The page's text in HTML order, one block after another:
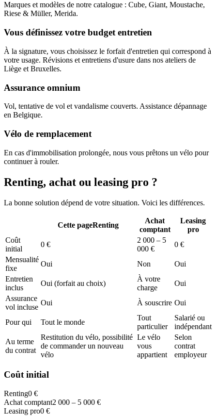
Marques et modèles de notre catalogue : Cube, Giant, Moustache,
Riese & Müller, Merida.
Vous définissez votre budget entretien
À la signature, vous choisissez le forfait d'entretien qui correspond à
votre usage. Révisions et entretiens d'usure dans nos ateliers de
Liège et Bruxelles.
Assurance omnium
Vol, tentative de vol et vandalisme couverts. Assistance dépannage
en Belgique.
Vélo de remplacement
En cas d'immobilisation prolongée, nous vous prêtons un vélo pour
continuer à rouler.
Renting, achat ou leasing pro ?
La bonne solution dépend de votre situation. Voici les différences.
Cette pageRenting
Achat
comptant
Leasing
pro
Coût
initial
0 €
2 000 – 5
000 €
0 €
Mensualité
fixe
Oui Non
Oui
Entretien
inclus
Oui (forfait au choix)
À votre
charge
Oui
Assurance
vol incluse
Oui À souscrire Oui
Pour qui Tout le monde
Tout
particulier
Salarié ou
indépendant
Au terme
du contrat
Restitution du vélo, possibilité
de commander un nouveau
vélo
Le vélo
vous
appartient
Selon
contrat
employeur
Coût initial
Renting0 €
Achat comptant2 000 – 5 000 €
Leasing pro0 €